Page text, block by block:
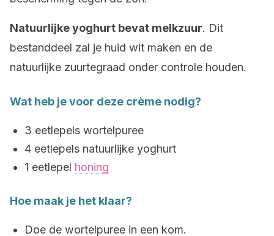
Natuurlijke yoghurt bevat melkzuur. Dit
bestanddeel zal je huid wit maken en de
natuurlijke zuurtegraad onder controle houden.
Wat heb je voor deze crème nodig?
3 eetlepels wortelpuree
4 eetlepels natuurlijke yoghurt
1 eetlepel honing
Hoe maak je het klaar?
Doe de wortelpuree in een kom.